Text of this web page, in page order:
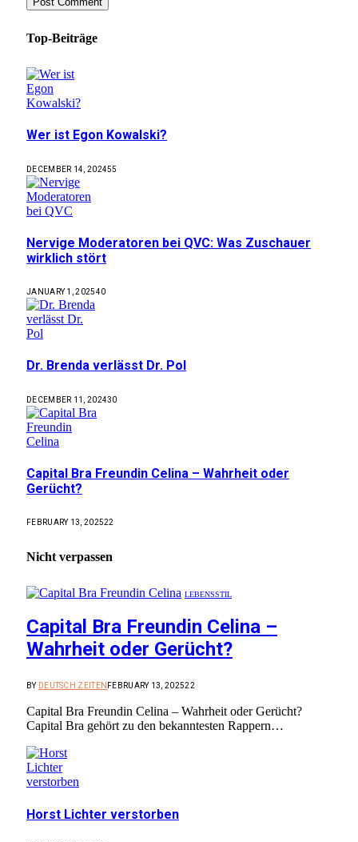
Top-Beiträge
Wer ist Egon Kowalski?
DECEMBER 14, 202455
Nervige Moderatoren bei QVC: Was Zuschauer
wirklich stört
JANUARY 1, 202540
Dr. Brenda verlässt Dr. Pol
DECEMBER 11, 202430
Capital Bra Freundin Celina – Wahrheit oder
Gerücht?
FEBRUARY 13, 202522
Nicht verpassen
LEBENSSTIL
Capital Bra Freundin Celina –
Wahrheit oder Gerücht?
BY DEUTSCH ZEITEN FEBRUARY 13, 202522
Capital Bra Freundin Celina – Wahrheit oder Gerücht?
Capital Bra gehört zu den bekanntesten Rappern…
Horst Lichter verstorben